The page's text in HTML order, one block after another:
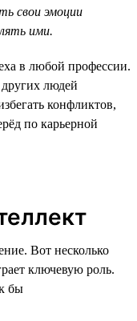
свои эмоции
ими.
в любой профессии.
других людей
конфликтов,
по карьерной
Вот несколько
ключевую роль.
бы